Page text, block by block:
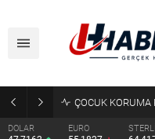
DOLAR EURO